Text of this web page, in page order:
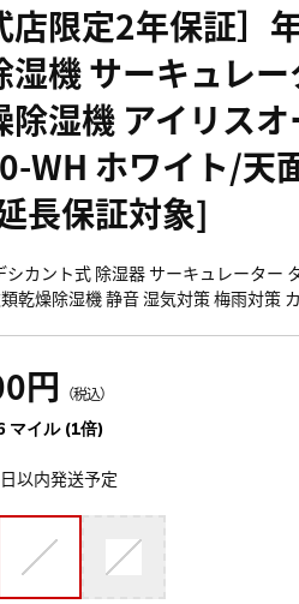
店限定2年保証］
湿機 サーキュレ
除湿機 アイリス
WH ホワイト/天
長保証対象]
シカント式 除湿器 サーキュレーター
乾燥除湿機 静音 湿気対策 梅雨対策
円 （税込）
マイル (1倍)
以内発送予定